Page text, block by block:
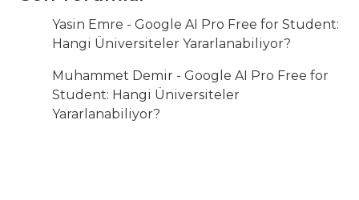
Yasin Emre - Google AI Pro Free for Student:
Hangi Üniversiteler Yararlanabiliyor?
Muhammet Demir - Google AI Pro Free for
Student: Hangi Üniversiteler
Yararlanabiliyor?